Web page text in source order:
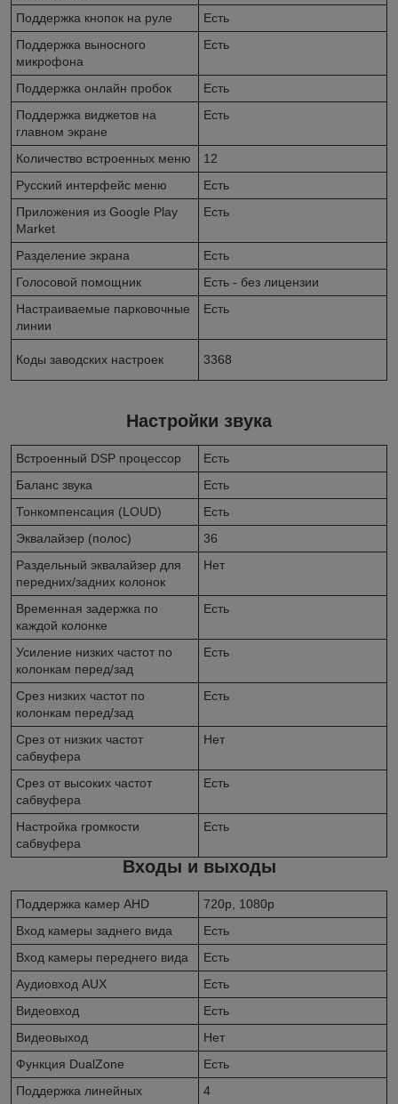
Поддержка кнопок на руле
Есть
Поддержка выносного
микрофона
Есть
Поддержка онлайн пробок
Есть
Поддержка виджетов на
главном экране
Есть
Количество встроенных меню
12
Русский интерфейс меню
Есть
Приложения из Google Play
Market
Есть
Разделение экрана
Есть
Голосовой помощник
Есть - без лицензии
Настраиваемые парковочные
линии
Есть
Коды заводских настроек 3368
Настройки звука
Встроенный DSP процессор
Есть
Баланс звука
Есть
Тонкомпенсация (LOUD)
Есть
Эквалайзер (полос)
36
Раздельный эквалайзер для
передних/задних колонок
Нет
Временная задержка по
каждой колонке
Есть
Усиление низких частот по
колонкам перед/зад
Есть
Срез низких частот по
колонкам перед/зад
Есть
Срез от низких частот
сабвуфера
Нет
Срез от высоких частот
сабвуфера
Есть
Настройка громкости
сабвуфера
Есть
Входы и выходы
Поддержка камер AHD
720p, 1080p
Вход камеры заднего вида
Есть
Вход камеры переднего вида
Есть
Аудиовход AUX
Есть
Видеовход
Есть
Видеовыход
Нет
Функция DualZone
Есть
Поддержка линейных
4